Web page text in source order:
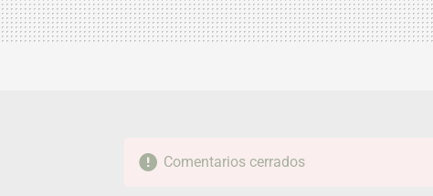
Comentarios cerrados